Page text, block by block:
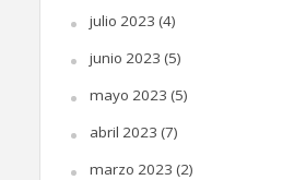
julio 2023 (4)
junio 2023 (5)
mayo 2023 (5)
abril 2023 (7)
marzo 2023 (2)